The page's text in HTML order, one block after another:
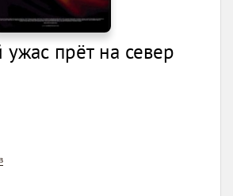
прёт на север